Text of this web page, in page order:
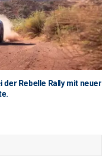
der Rebelle Rally mit neuer